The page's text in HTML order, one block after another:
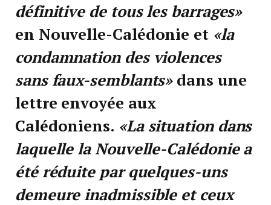
définitive de tous les barrages»
en Nouvelle-Calédonie et «la
condamnation des violences
sans faux-semblants»dans une
lettre envoyée aux
Calédoniens. «La situation dans
laquelle la Nouvelle-Calédonie a
été réduite par quelques-uns
demeure inadmissible et ceux